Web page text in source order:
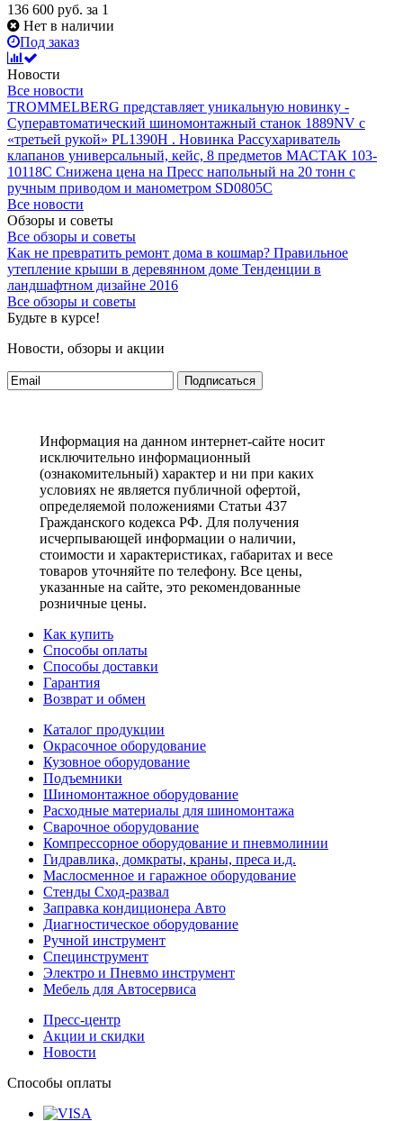
136 600 руб. за 1
Нет в наличии
Под заказ
Новости
Все новости
TROMMELBERG представляет уникальную новинку -
Суперавтоматический шиномонтажный станок 1889NV с
«третьей рукой» PL1390H . Новинка Рассухариватель
клапанов универсальный, кейс, 8 предметов МАСТАК 103-
10118C Снижена цена на Пресс напольный на 20 тонн с
ручным приводом и манометром SD0805C
Все новости
Обзоры и советы
Все обзоры и советы
Как не превратить ремонт дома в кошмар? Правильное
утепление крыши в деревянном доме Тенденции в
ландшафтном дизайне 2016
Все обзоры и советы
Будьте в курсе!
Новости, обзоры и акции
Подписаться
Информация на данном интернет-сайте носит
исключительно информационный
(ознакомительный) характер и ни при каких
условиях не является публичной офертой,
определяемой положениями Статьи 437
Гражданского кодекса РФ. Для получения
исчерпывающей информации о наличии,
стоимости и характеристиках, габаритах и весе
товаров уточняйте по телефону. Все цены,
указанные на сайте, это рекомендованные
розничные цены.
Как купить
Способы оплаты
Способы доставки
Гарантия
Возврат и обмен
Каталог продукции
Окрасочное оборудование
Кузовное оборудование
Подъемники
Шиномонтажное оборудование
Расходные материалы для шиномонтажа
Сварочное оборудование
Компрессорное оборудование и пневмолинии
Гидравлика, домкраты, краны, преса и.д.
Маслосменное и гаражное оборудование
Стенды Сход-развал
Заправка кондиционера Авто
Диагностическое оборудование
Ручной инструмент
Специнструмент
Электро и Пневмо инструмент
Мебель для Автосервиса
Пресс-центр
Акции и скидки
Новости
Способы оплаты